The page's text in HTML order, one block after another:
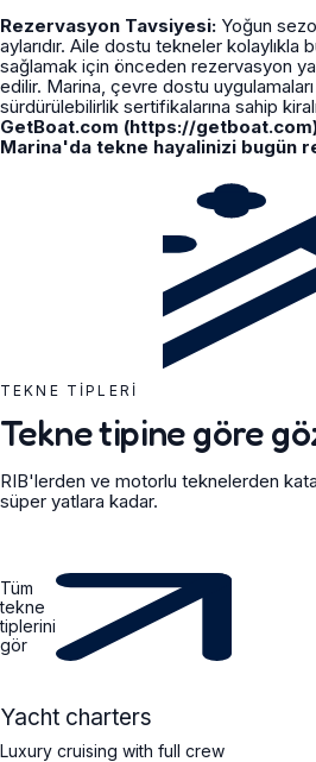
Rezervasyon Tavsiyesi: Yoğun
aylarıdır. Aile dostu tekneler kolaylıkla
sağlamak için önceden rezervasyon
edilir. Marina, çevre dostu
sürdürülebilirlik sertifikalarına sahip
GetBoat.com (https://getboat.com)
Marina'da tekne hayalinizi bugün
TEKNE TIPLERI
Tekne tipine göre
RIB'lerden ve motorlu teknelerden
süper yatlara kadar.
Tüm
tekne
tiplerini
gör
YACHT
Yacht charters
Luxury cruising with full crew